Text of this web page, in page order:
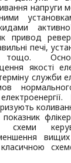
напруги
привод
печі,
тощо.
якості
служби
схеми
вищих